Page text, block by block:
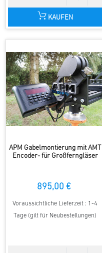
KAUFEN
APM Gabelmontierung mit AMT
Encoder- für Großferngläser
895,00 €
Voraussichtliche Lieferzeit : 1-4
Tage (gilt für Neubestellungen)